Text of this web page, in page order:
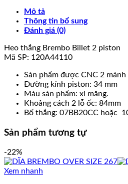
Mô tả
Thông tin bổ sung
Đánh giá (0)
Heo thắng Brembo Billet 2 piston
Mã SP: 120A44110
Sản phẩm được CNC 2
Đường kính piston: 34 mm
Màu sản phẩm: xi măng.
Khoảng cách 2 lỗ ốc: 84mm
Bố thắng: 07BB20CC hoặc
Sản phẩm tương tự
-22%
Xem nhanh